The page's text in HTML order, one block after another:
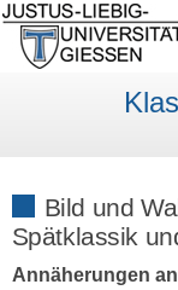
Bild und
Spätklassik
Annäherungen